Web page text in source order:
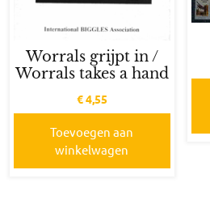
Worrals grijpt in /
Worrals takes a hand
€4,55
Toevoegen aan
winkelwagen